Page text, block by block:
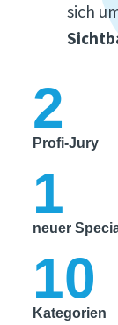
sich
2
Profi-Jury
1
neuer
10
Kategorien